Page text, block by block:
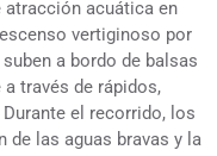
atracción acuática en
vertiginoso por
a bordo de balsas
través de rápidos,
el recorrido, los
de las aguas bravas y la